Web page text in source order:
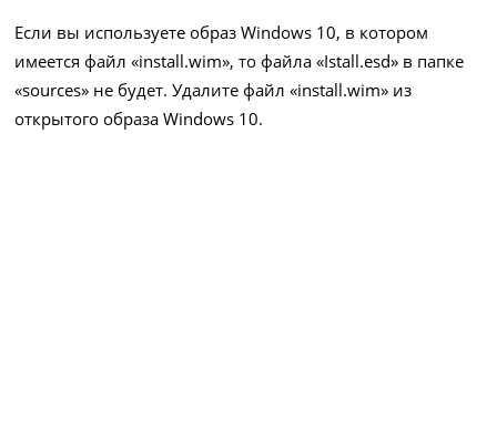
Если вы используете образ Windows 10, в котором
имеется файл «install.wim», то файла «Istall.esd» в папке
«sources» не будет. Удалите файл «install.wim» из
открытого образа Windows 10.